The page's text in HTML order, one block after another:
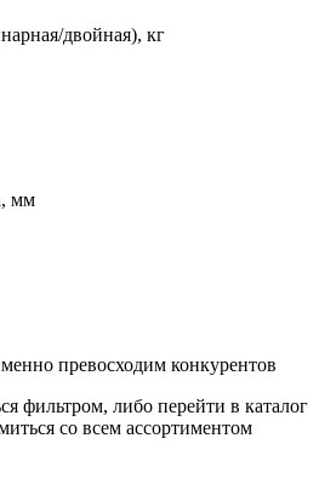
двойная), кг
мм
превосходим конкурентов
фильтром, либо перейти в каталог
со всем ассортиментом